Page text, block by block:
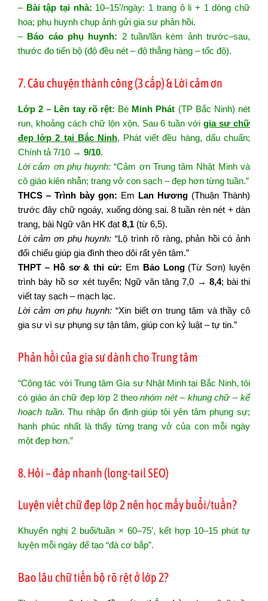
– Bài tập tại nhà: 10–15’/ngày: 1 trang ô li + 1 dòng chữ
hoa; phụ huynh chụp ảnh gửi gia sư phản hồi.
– Báo cáo phụ huynh: 2 tuần/lần kèm ảnh trước–sau,
thước đo tiến bộ (độ đều nét – độ thẳng hàng – tốc độ).
7. Câu chuyện thành công (3 cấp) & Lời cảm ơn
Lớp 2 – Lên tay rõ rệt: Bé Minh Phát (TP Bắc Ninh) nét
run, khoảng cách chữ lộn xộn. Sau 6 tuần vớigia sư chữ
đẹp lớp 2 tại Bắc Ninh, Phát viết đều hàng, dấu chuẩn;
Chính tả 7/10 → 9/10.
Lời cảm ơn phụ huynh: “Cảm ơn Trung tâm Nhật Minh và
cô giáo kiên nhẫn; trang vở con sạch – đẹp hơn từng tuần.”
THCS – Trình bày gọn: Em Lan Hương (Thuận Thành)
trước đây chữ ngoáy, xuống dòng sai. 8 tuần rèn nét + dàn
trang, bài Ngữ văn HK đạt 8,1 (từ 6,5).
Lời cảm ơn phụ huynh: “Lộ trình rõ ràng, phản hồi có ảnh
đối chiếu giúp gia đình theo dõi rất yên tâm.”
THPT – Hồ sơ & thi cử: Em Bảo Long(Từ Sơn) luyện
trình bày hồ sơ xét tuyển; Ngữ văn tăng 7,0 → 8,4; bài thi
viết tay sạch – mạch lạc.
Lời cảm ơn phụ huynh: “Xin biết ơn trung tâm và thầy cô
gia sư vì sự phụng sự tận tâm, giúp con kỷ luật – tự tin.”
Phản hồi của gia sư dành cho Trung tâm
“Cộng tác với Trung tâm Gia sư Nhật Minh tại Bắc Ninh, tôi
có giáo án chữ đẹp lớp 2 theonhóm nét – khung chữ – kế
hoạch tuần. Thu nhập ổn định giúp tôi yên tâm phụng sự;
hạnh phúc nhất là thấy từng trang vở của con mỗi ngày
một đẹp hơn.”
8. Hỏi – đáp nhanh (long-tail SEO)
Luyện viết chữ đẹp lớp 2 nên học mấy buổi/tuần?
Khuyến nghị 2 buổi/tuần × 60–75’, kết hợp 10–15 phút tự
luyện mỗi ngày để tạo “đà cơ bắp”.
Bao lâu chữ tiến bộ rõ rệt ở lớp 2?